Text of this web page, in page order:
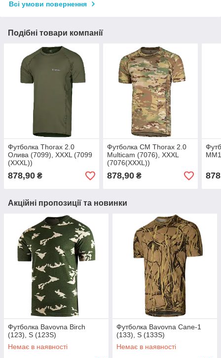
Всі умови повернення
Подібні товари компанії
Футболка Thorax 2.0
Олива (7099), XXXL (7099
(XXXL))
878,90 ₴
Футболка CM Thorax 2.0
Multicam (7076), XXXL
(7076(XXXL))
878,90₴
Акційні пропозиції та новинки
Футболка Bavovna Birch
(123), S (123S)
Немає в наявності
Футболка Bavovna Cane-1
(133), S (133S)
Немає в наявності